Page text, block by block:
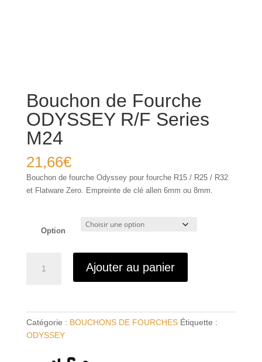
Bouchon de Fourche
ODYSSEY R/F Series
M24
21,66€
Bouchon de fourche Odyssey pour fourche R15 / R25 / R32
et Flatware Zero. Empreinte de clé allen 6mm ou 8mm.
Option
Fourche
ODYSSEY
R/F
Ajouter au panier
Catégorie : BOUCHONS DE FOURCHES Étiquette :
ODYSSEY